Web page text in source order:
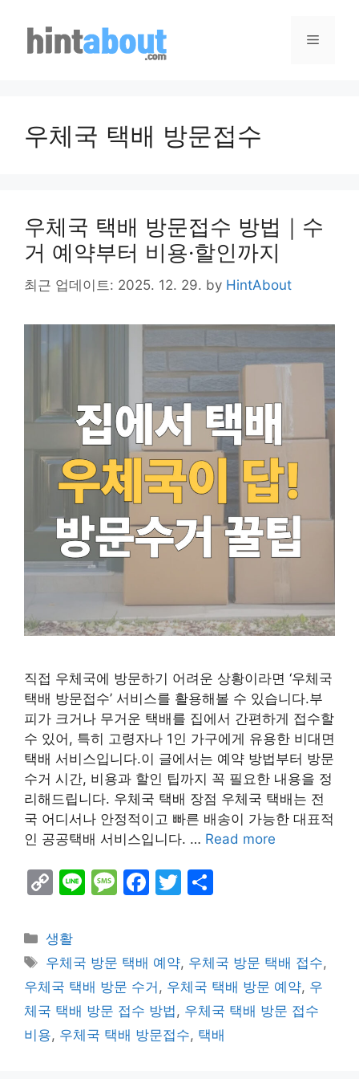
content
Menu
우체국 택배 방문접수
우체국 택배 방문접수 방법｜수
거 예약부터 비용·할인까지
최근 업데이트: 2025. 12. 29. by HintAbout
직접 우체국에 방문하기 어려운 상황이라면 ‘우체국
택배 방문접수’ 서비스를 활용해볼 수 있습니다.부
피가 크거나 무거운 택배를 집에서 간편하게 접수할
수 있어, 특히 고령자나 1인 가구에게 유용한 비대면
택배 서비스입니다.이 글에서는 예약 방법부터 방문
수거 시간, 비용과 할인 팁까지 꼭 필요한 내용을 정
리해드립니다. 우체국 택배 장점 우체국 택배는 전
국 어디서나 안정적이고 빠른 배송이 가능한 대표적
인 공공택배 서비스입니다. … Read more
C
p
y
Li
n
k
Li M
s
a
g
e
F
e
b
o
o
T
er e
Categories
생활
Tags
우체국 방문 택배 예약, 우체국 방문 택배 접수,
우체국 택배 방문 수거 , 우체국 택배 방문 예약, 우
체국 택배 방문 접수 방법, 우체국 택배 방문 접수
비용, 우체국 택배 방문접수, 택배